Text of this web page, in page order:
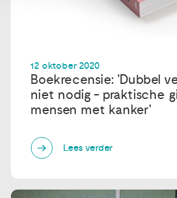
12 oktober 2020
Boekrecensie: 'Dubbel
niet nodig - praktische
mensen met kanker'
Lees verder